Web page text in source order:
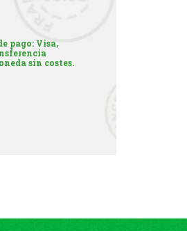
pago: Visa,
sin costes.